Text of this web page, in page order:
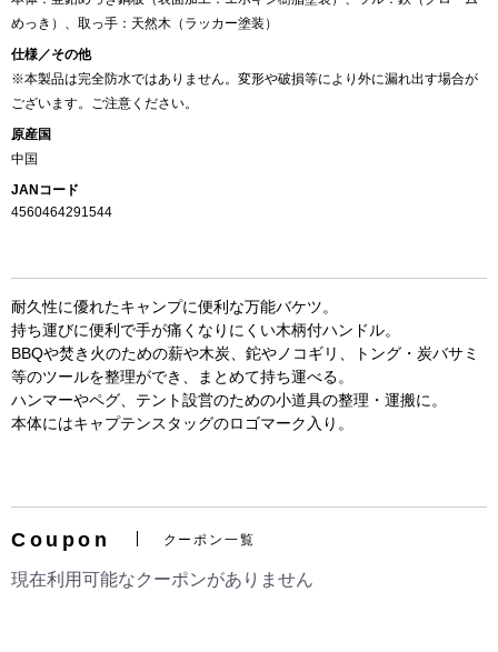
めっき）、取っ手：天然木（ラッカー塗装）
仕様／その他
※本製品は完全防水ではありません。変形や破損等により外に漏れ出す場合が
ございます。ご注意ください。
原産国
中国
JANコード
4560464291544
耐久性に優れたキャンプに便利な万能バケツ。
持ち運びに便利で手が痛くなりにくい木柄付ハンドル。
BBQや焚き火のための薪や木炭、鉈やノコギリ、トング・炭バサミ
等のツールを整理ができ、まとめて持ち運べる。
ハンマーやペグ、テント設営のための小道具の整理・運搬に。
本体にはキャプテンスタッグのロゴマーク入り。
Coupon クーポン一覧
現在利用可能なクーポンがありません